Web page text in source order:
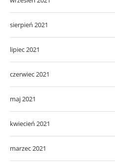
sierpień 2021
lipiec 2021
czerwiec 2021
maj 2021
kwiecień 2021
marzec 2021